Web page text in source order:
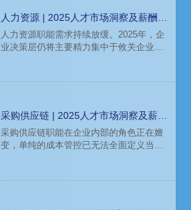
带来最新法务职能板块洞察与人才趋势。
人力资源 | 2025人才市场洞察及薪酬指
南
人力资源职能需求持续放缓。2025年，企
业决策层仍将主要精力集中于攸关企业生
采购供应链 | 2025人才市场洞察及薪酬
指南
采购供应链职能在企业内部的角色正在嬗
变，单纯的成本管控已无法全面定义当前
酬指南。